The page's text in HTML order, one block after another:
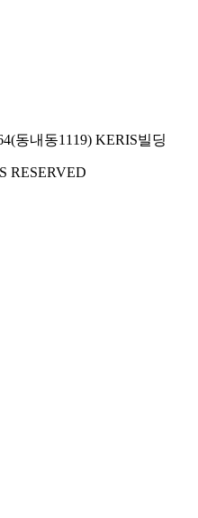
동내동1119) KERIS빌딩
RESERVED